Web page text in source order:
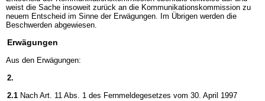
weist die Sache insoweit zurück an die Kommunikationskommission zu
neuem Entscheid im Sinne der Erwägungen. Im Übrigen werden die
Beschwerden abgewiesen.
Erwägungen
Aus den Erwägungen:
2.
2.1 Nach Art. 11 Abs. 1 des Fernmeldegesetzes vom 30. April 1997